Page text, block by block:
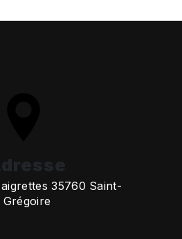
35760 Saint-
Grégoire